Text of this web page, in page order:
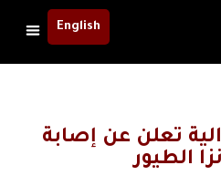
English
تعلن عن إصابة
الطيور